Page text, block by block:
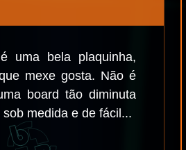
uma bela plaquinha,
mexe gosta. Não é
board tão diminuta
medida e de fácil...